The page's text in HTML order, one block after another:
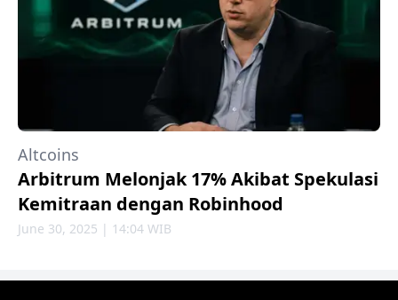
Altcoins
Arbitrum Melonjak 17% Akibat Spekulasi
Kemitraan dengan Robinhood
June 30, 2025 | 14:04 WIB